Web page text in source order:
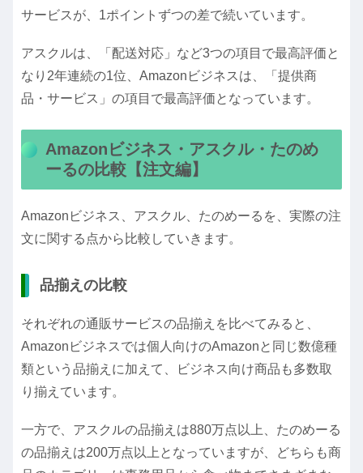
サービスが、1ポイントずつの差で続いています。
アスクルは、「配送対応」など3つの項目で最高評価と
なり2年連続の1位、Amazonビジネスは、「提供商
品・サービス」の項目で最高評価となっています。
Amazonビジネス・アスクル・たのめ
ーるの比較【注文編】
Amazonビジネス、アスクル、たのめーるを、実際の注
文に関する点から比較していきます。
品揃えの比較
それぞれの通販サービスの品揃えを比べてみると、
Amazonビジネスでは個人向けのAmazonと同じ数億種
類という品揃えに加えて、ビジネス向け商品も多数取
り揃えています。
一方で、アスクルの品揃えは880万点以上、たのめーる
の品揃えは200万点以上となっていますが、どちらも商